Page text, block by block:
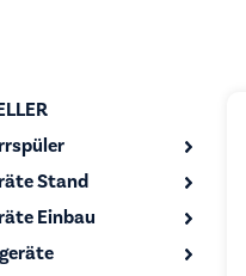
Stand
Einbau